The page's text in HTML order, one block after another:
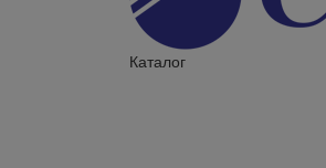
Каталог